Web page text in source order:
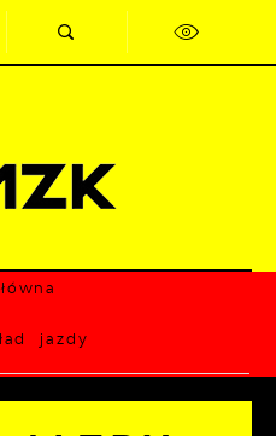
czcionki.
strony.
jazdy